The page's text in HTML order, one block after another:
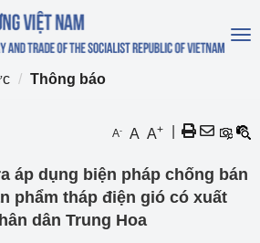
Thông báo
A- A A+
áp dụng biện pháp chống bán
phẩm tháp điện gió có xuất
dân Trung Hoa